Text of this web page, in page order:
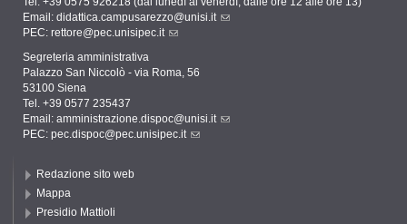
Email: didattica.campusarezzo@unisi.it
PEC: rettore@pec.unisipec.it
Segreteria amministrativa
Palazzo San Niccolò - via Roma, 56
53100 Siena
Tel. +39 0577 235437
Email: amministrazione.dispoc@unisi.it
PEC: pec.dispoc@pec.unisipec.it
Redazione sito web
Mappa
Presidio Mattioli